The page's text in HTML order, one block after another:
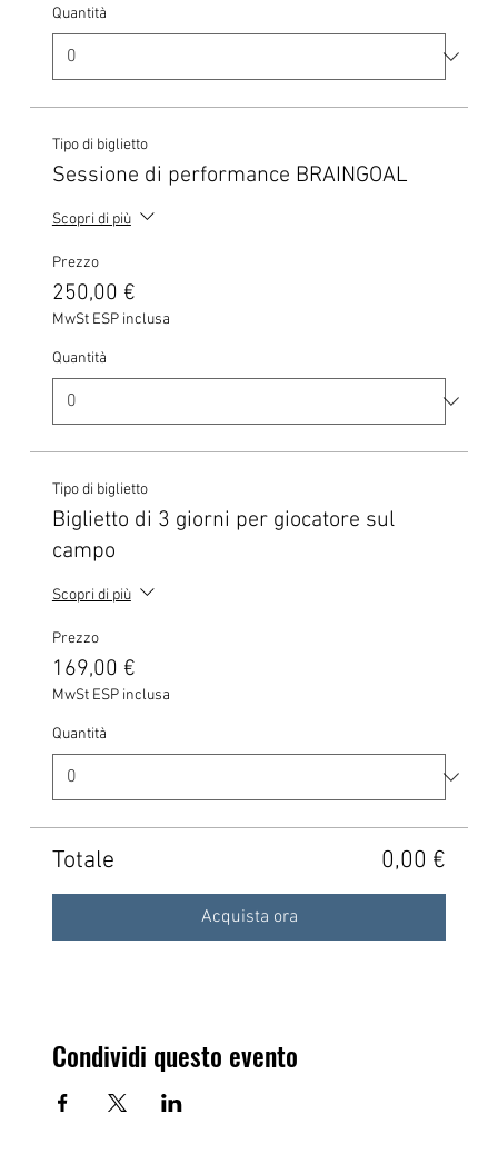
Quantità
Tipo di biglietto
Sessione di performance BRAINGOAL
Scopri di più
Prezzo
250,00 €
MwSt ESP inclusa
Quantità
Tipo di biglietto
Biglietto di 3 giorni per giocatore sul
campo
Scopri di più
Prezzo
169,00 €
MwSt ESP inclusa
Quantità
Totale 0,00 €
Acquista ora
Condividi questo evento